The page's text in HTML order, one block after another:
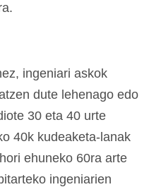
ingeniari askok
dute lehenago edo
30 eta 40 urte
40k kudeaketa-lanak
ehuneko 60ra arte
ingeniarien